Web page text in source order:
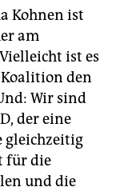
Kohnen ist
am
ist es
den
Wir sind
der eine
gleichzeitig
für die
und die